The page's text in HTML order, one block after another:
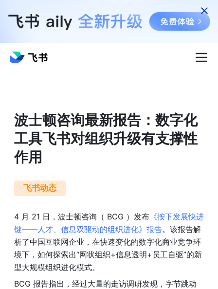
波士顿咨询最新报告：数字化
工具飞书对组织升级有支撑性
作用
飞书动态
4 月 21 日，波士顿咨询（ BCG ）发布《按下发展快进
键——人才、信息双驱动的组织进化》报告。该报告解
析了中国互联网企业，在快速变化的数字化商业竞争环
境下，如何探索出“网状组织+信息透明+员工自驱”的新
型大规模组织进化模式。
BCG 报告指出，经过大量的走访调研发现，字节跳动